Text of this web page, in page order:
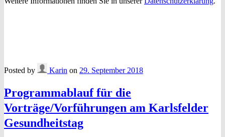
Posted by Karin on 29. September 2018
Programmablauf für die
Vorträge/Vorführungen am Karlsfelder
Gesundheitstag